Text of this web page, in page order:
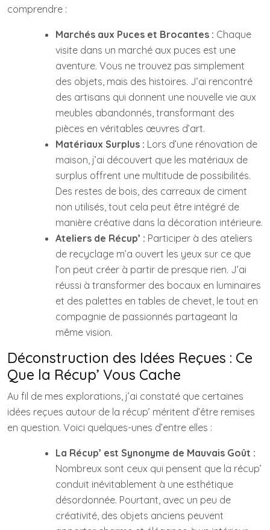
comprendre :
Marchés aux Puces et Brocantes : Chaque
visite dans un marché aux puces est une
aventure. Vous ne trouvez pas simplement
des objets, mais des histoires. J’ai rencontré
des artisans qui donnent une nouvelle vie aux
meubles abandonnés, transformant des
pièces en véritables œuvres d’art.
Matériaux Surplus : Lors d’une rénovation de
maison, j’ai découvert que les matériaux de
surplus offrent une multitude de possibilités.
Des restes de bois, des carreaux de ciment
non utilisés, tout cela peut être intégré de
manière créative dans la décoration intérieure.
Ateliers de Récup’ : Participer à des ateliers
de recyclage m’a ouvert les yeux sur ce que
l’on peut créer à partir de presque rien. J’ai
réussi à transformer des bocaux en luminaires
et des palettes en tables de chevet, le tout en
compagnie de passionnés partageant la
même vision.
Déconstruction des Idées Reçues : Ce
Que la Récup’ Vous Cache
Au fil de mes explorations, j’ai constaté que certaines
idées reçues autour de la récup’ méritent d’être remises
en question. Voici quelques-unes d’entre elles :
La Récup’ est Synonyme de Mauvais Goût :
Nombreux sont ceux qui pensent que la récup’
conduit inévitablement à une esthétique
désordonnée. Pourtant, avec un peu de
créativité, des objets anciens peuvent